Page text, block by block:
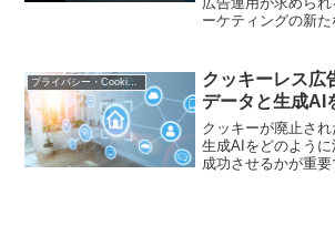
ーケティングの新た
ためのポイントを
プライバシー・Cookie規制
クッキーレス広
データと生成AI
クッキーが廃止さ
生成AIをどのよう
成功させるかが重